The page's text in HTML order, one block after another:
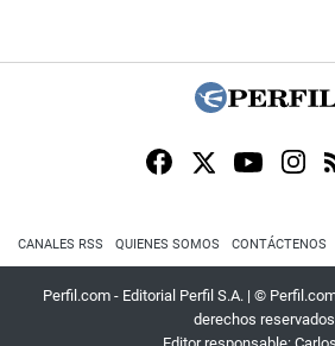
CANALES RSS QUIENES SOMOS CONTÁCTENOS
Perfil.com - Editorial Perfil S.A. | ©
derechos